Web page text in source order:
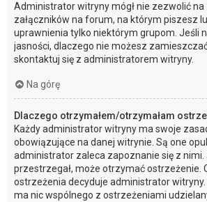
Administrator witryny mógł nie zezwolić
załączników na forum, na którym piszesz
uprawnienia tylko niektórym grupom. Jeśli
jasności, dlaczego nie możesz
skontaktuj się z administratorem witryny.
Na górę
Dlaczego otrzymałem/otrzymałam
Każdy administrator witryny ma swoje
obowiązujące na danej witrynie. Są one
administrator zaleca zapoznanie się z nimi.
przestrzegał, może otrzymać ostrzeżenie.
ostrzeżenia decyduje administrator witryny.
ma nic wspólnego z ostrzeżeniami